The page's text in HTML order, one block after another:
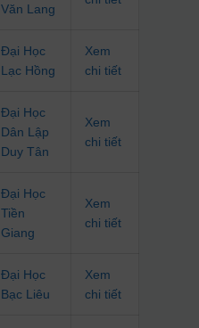
Văn Lang
Đại Học
Lạc Hồng
Xem
chi tiết
Đại Học
Dân Lập
Duy Tân
Xem
chi tiết
Đại Học
Tiền
Giang
Xem
chi tiết
Đại Học
Bạc Liêu
Xem
chi tiết